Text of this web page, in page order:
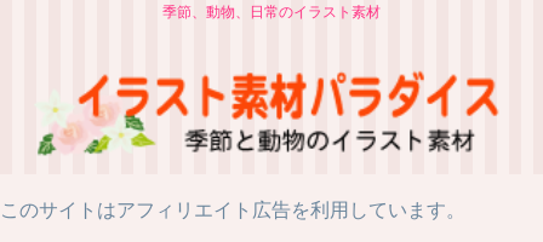
季節、動物、日常のイラスト素材
このサイトはアフィリエイト広告を利用しています。